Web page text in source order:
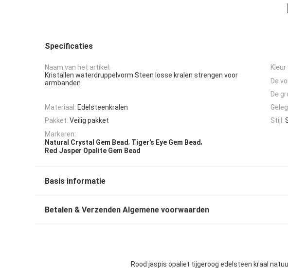
Specificaties
Naam van het artikel:
Kristallen waterdruppelvorm Steen losse kralen strengen voor
armbanden
De
De
Materiaal: Edelsteenkralen
Pakket: Veilig pakket Stijl:
Markeren:
Natural Crystal Gem Bead, Tiger's Eye Gem Bead,
Red Jasper Opalite Gem Bead
Basis informatie
Betalen & Verzenden Algemene voorwaarden
Rood jaspis opaliet tijgeroog edelsteen kraal